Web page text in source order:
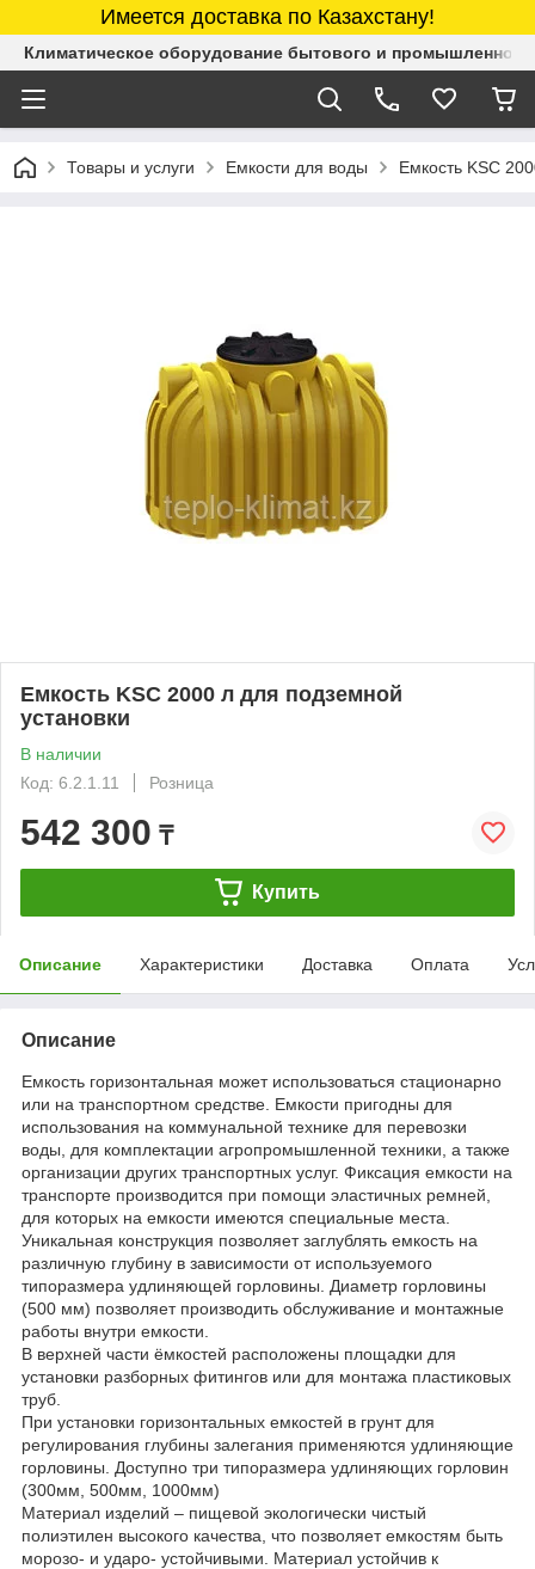
Имеется доставка по Казахстану!
Климатическое оборудование бытового и промышленного
Товары и услуги Емкости для воды Емкость KSC
Емкость KSC 2000 л для подземной
установки
В наличии
Код: 6.2.1.11
Розница
542 300 ₸
Купить
Описание Характеристики Доставка Оплата
Описание
Емкость горизонтальная может использоваться стационарно
или на транспортном средстве. Емкости пригодны для
использования на коммунальной технике для перевозки
воды, для комплектации агропромышленной техники, а также
организации других транспортных услуг. Фиксация емкости на
транспорте производится при помощи эластичных ремней,
для которых на емкости имеются специальные места.
Уникальная конструкция позволяет заглублять емкость на
различную глубину в зависимости от используемого
типоразмера удлиняющей горловины. Диаметр горловины
(500 мм) позволяет производить обслуживание и монтажные
работы внутри емкости.
В верхней части ёмкостей расположены площадки для
установки разборных фитингов или для монтажа пластиковых
труб.
При установки горизонтальных емкостей в грунт для
регулирования глубины залегания применяются удлиняющие
горловины. Доступно три типоразмера удлиняющих горловин
(300мм, 500мм, 1000мм)
Материал изделий – пищевой экологически чистый
полиэтилен высокого качества, что позволяет емкостям быть
морозо- и ударо- устойчивыми. Материал устойчив к